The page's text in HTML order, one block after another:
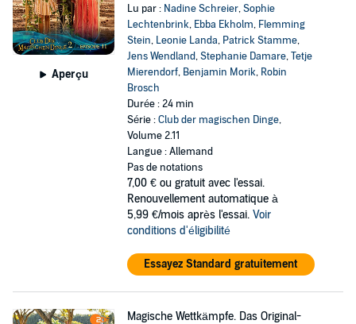
Aperçu
Lu par : Nadine Schreier,Sophie
Lechtenbrink, Ebba Ekholm, Flemming
Stein, Leonie Landa, Patrick Stamme,
Jens Wendland,Stephanie Damare,Tetje
Mierendorf, Benjamin Morik, Robin
Brosch
Durée : 24 min
Série :Club der magischen Dinge,
Volume 2.11
Langue : Allemand
Pas de notations
7,00 € ou gratuit avec l'essai.
Renouvellement automatique à
5,99 €/mois après l'essai. Voir
conditions d'éligibilité
Essayez Standard gratuitement
Magische Wettkämpfe. Das Original-